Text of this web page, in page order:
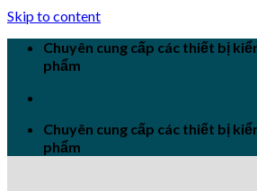
Skip to content
Chuyên cung cấp các thiết bị
phẩm
Chuyên cung cấp các thiết bị
phẩm